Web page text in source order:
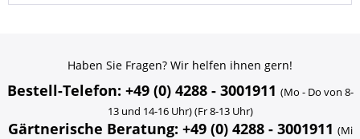
Haben Sie Fragen? Wir helfen ihnen gern!
Bestell-Telefon: +49 (0) 4288 - 3001911 (Mo - Do von 8-
13 und 14-16 Uhr) (Fr 8-13 Uhr)
Gärtnerische Beratung: +49 (0) 4288 - 3001911 (Mi